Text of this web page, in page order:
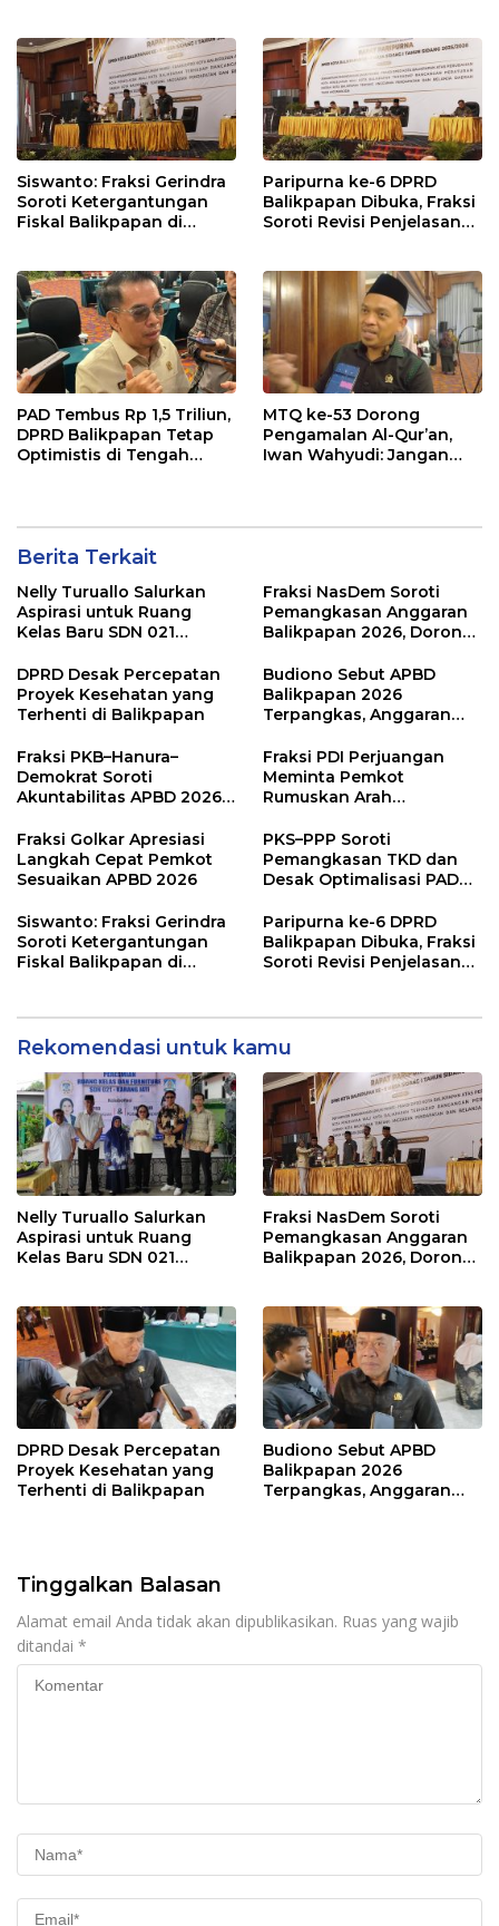
Siswanto: Fraksi Gerindra
Soroti Ketergantungan
Fiskal Balikpapan di
Paripurna ke-6 DPRD
Balikpapan Dibuka, Fraksi
Soroti Revisi Penjelasan
PAD Tembus Rp 1,5 Triliun,
DPRD Balikpapan Tetap
Optimistis di Tengah
MTQ ke-53 Dorong
Pengamalan Al-Qur’an,
Iwan Wahyudi: Jangan
Berita Terkait
Nelly Turuallo Salurkan
Aspirasi untuk Ruang
Kelas Baru SDN 021
Fraksi NasDem Soroti
Pemangkasan Anggaran
Balikpapan 2026, Dorong
Publik
DPRD Desak Percepatan
Proyek Kesehatan yang
Terhenti di Balikpapan
Budiono Sebut APBD
Balikpapan 2026
Terpangkas, Anggaran
Fraksi PKB–Hanura–
Demokrat Soroti
Akuntabilitas APBD 2026
Pengawasan Belanja
Modal
Fraksi PDI Perjuangan
Meminta Pemkot
Rumuskan Arah
Terukur sebagai
Penyangga IKN
Fraksi Golkar Apresiasi
Langkah Cepat Pemkot
Sesuaikan APBD 2026
PKS–PPP Soroti
Pemangkasan TKD dan
Desak Optimalisasi PAD
Balikpapan 2026
Siswanto: Fraksi Gerindra
Soroti Ketergantungan
Fiskal Balikpapan di
Paripurna ke-6 DPRD
Balikpapan Dibuka, Fraksi
Soroti Revisi Penjelasan
Rekomendasi untuk kamu
Nelly Turuallo Salurkan
Aspirasi untuk Ruang
Kelas Baru SDN 021
Fraksi NasDem Soroti
Pemangkasan Anggaran
Balikpapan 2026, Dorong
DPRD Desak Percepatan
Proyek Kesehatan yang
Terhenti di Balikpapan
Budiono Sebut APBD
Balikpapan 2026
Terpangkas, Anggaran
Tinggalkan Balasan
Alamat email Anda tidak akan dipublikasikan. Ruas yang wajib
ditandai *